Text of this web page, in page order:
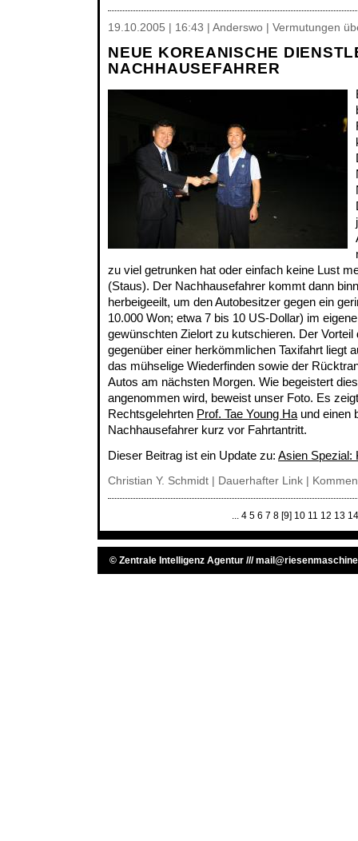
19.10.2005 | 16:43 | Anderswo | Vermutungen
NEUE KOREANISCHE
NACHHAUSEFAHRER
zu viel getrunken hat oder einfach keine Lust
(Staus). Der Nachhausefahrer kommt dann
herbeigeeilt, um den Autobesitzer gegen ein
10.000 Won; etwa 7 bis 10 US-Dollar) im
gewünschten Zielort zu kutschieren. Der
gegenüber einer herkömmlichen Taxifahrt liegt
das mühselige Wiederfinden sowie der
Autos am nächsten Morgen. Wie begeistert
angenommen wird, beweist unser Foto. Es
Rechtsgelehrten Prof. Tae Young Ha und einen
Nachhausefahrer kurz vor Fahrtantritt.
Dieser Beitrag ist ein Update zu: Asien Spezial:
Christian Y. Schmidt | Dauerhafter Link
... 4 5 6 7 8[9] 10 11 12 13 14
© Zentrale Intelligenz Agentur ///